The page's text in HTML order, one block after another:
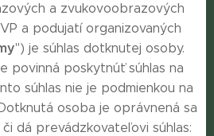
a zvukovoobrazových
a podujatí organizovaných
") je súhlas dotknutej osoby.
povinná poskytnúť súhlas na
súhlas nie je podmienkou na
osoba je oprávnená sa
dá prevádzkovateľovi súhlas: